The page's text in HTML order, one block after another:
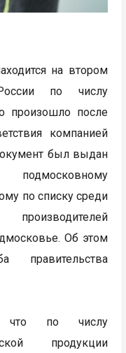
на втором
по числу
произошло после
компанией
был выдан
по списку среди
Об этом
правительства
что по числу
продукции